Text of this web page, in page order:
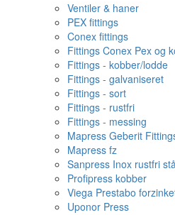
Ventiler & haner
PEX fittings
Conex fittings
Fittings Conex Pex og
Fittings - kobber/lodde
Fittings - galvaniseret
Fittings - sort
Fittings - rustfri
Fittings - messing
Mapress Geberit
Mapress fz
Sanpress Inox rustfri
Profipress kobber
Viega Prestabo
Uponor Press